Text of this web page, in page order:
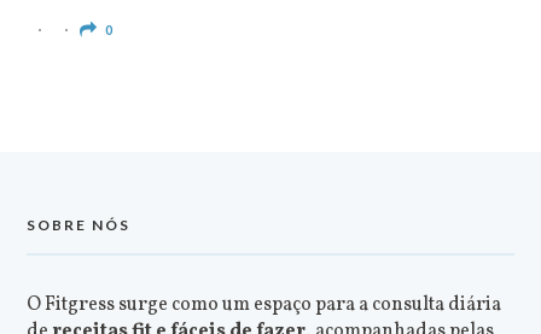
0
SOBRE NÓS
O Fitgress surge como um espaço para a consulta diária